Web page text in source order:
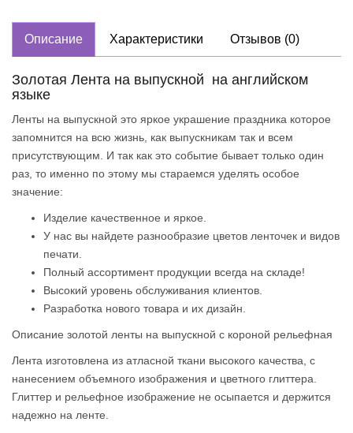
Описание Характеристики Отзывов (0)
Золотая Лента на выпускной на английском
языке
Ленты на выпускной это яркое украшение праздника которое
запомнится на всю жизнь, как выпускникам так и всем
присутствующим. И так как это событие бывает только один
раз, то именно по этому мы стараемся уделять особое
значение:
Изделие качественное и яркое.
У нас вы найдете разнообразие цветов ленточек и видов
печати.
Полный ассортимент продукции всегда на складе!
Высокий уровень обслуживания клиентов.
Разработка нового товара и их дизайн.
Описание золотой ленты на выпускной с короной рельефная
Лента изготовлена из атласной ткани высокого качества, с
нанесением объемного изображения и цветного глиттера.
Глиттер и рельефное изображение не осыпается и держится
надежно на ленте.